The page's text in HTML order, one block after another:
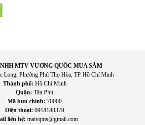
MTV VƯƠNG QUỐC MUA SẮM
Long, Phường Phú Thọ Hòa, TP Hồ Chí Minh
Thành phố: Hồ Chí Minh
Quận: Tân Phú
Mã bưu chính: 70000
Điện thoại: 0918188379
liên hệ: maivqms@gmail.com